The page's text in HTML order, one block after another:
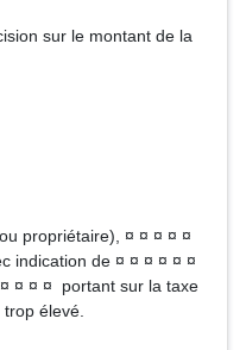
sur le montant de la
propriétaire), ¤ ¤ ¤ ¤ ¤
indication de ¤ ¤ ¤ ¤ ¤ ¤
¤ ¤ ¤ portant sur la taxe
élevé.